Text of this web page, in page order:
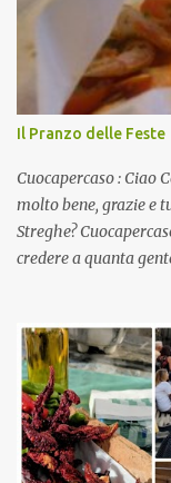
Il Pranzo delle Feste
Cuocapercaso : Ciao
molto bene, grazie e
Streghe?
credere a quanta
pranzo, racconta un
Cuocapercaso : A
nulla perché vado al
mie capi! CoCo :
si, è un modo per
naturalmente